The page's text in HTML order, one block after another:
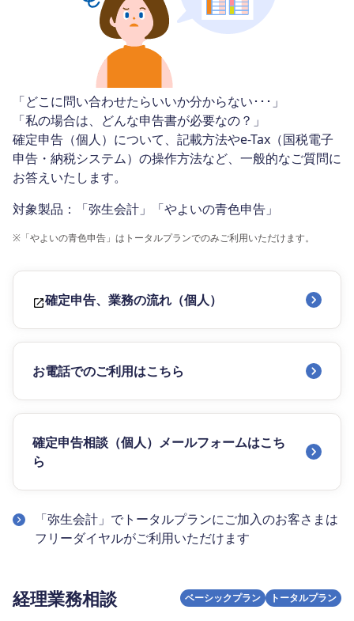
「どこに問い合わせたらいいか分からない･･･」
「私の場合は、どんな申告書が必要なの？」
確定申告（個人）について、記載方法やe-Tax（国税電子
申告・納税システム）の操作方法など、一般的なご質問に
お答えいたします。
対象製品：「弥生会計」「やよいの青色申告」
※ 「やよいの青色申告」はトータルプランでのみご利用いただけます。
確定申告、業務の流れ（個人）
お電話でのご利用はこちら
確定申告相談（個人）メールフォームはこち
ら
「弥生会計」でトータルプランにご加入のお客さまは
フリーダイヤルがご利用いただけます
経理業務相談 ベーシックプラン トータルプラン